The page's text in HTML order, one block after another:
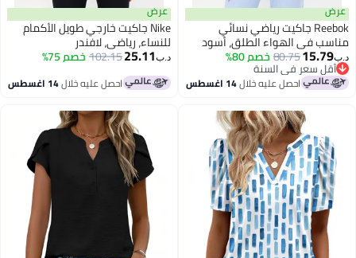
عرض
Reebok جاكيت رياضي نسائي
مناسب في الهواء الطلق، أسود
د.ب‏15.79
80.75خصم 80%
أقل سعر في السنة
أقل سعر في السنة
احصل عليه خلال14 اغسطس
عرض
Nike جاكيت خارجي طويل الأكمام
للنساء، رياضي، لافندر
د.ب‏25.11
102.15خصم 75%
احصل عليه خلال14 اغسطس